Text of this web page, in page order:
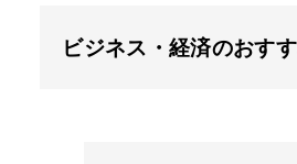
ビジネス・経済のおす